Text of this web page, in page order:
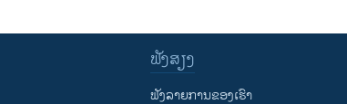
ຟັງສຽງ
ຟັງລາຍການຂອງເຮົາ